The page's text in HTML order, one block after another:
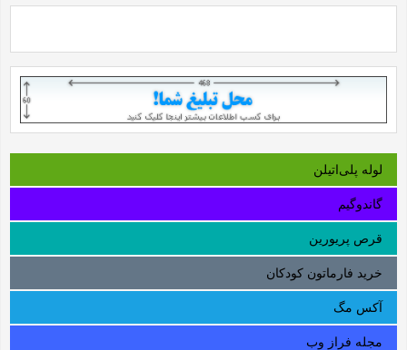
لوله‌ پلی‌اتیلن
گاندوگیم
قرص پریورین
خرید فارماتون کودکان
آکس مگ
مجله فراز وب